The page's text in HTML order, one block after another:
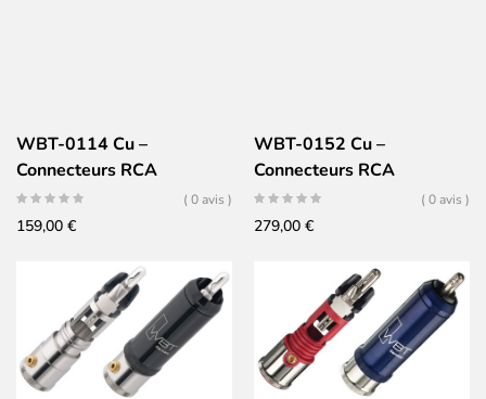
WBT-0114 Cu –
Connecteurs RCA
NextGen Cuivre (Jeu de 4)
( 0 avis )
159,00 €
WBT-0152 Cu –
Connecteurs RCA
NextGen Cuivre –
Conducteur Cuivre pur
( 0 avis )
279,00 €